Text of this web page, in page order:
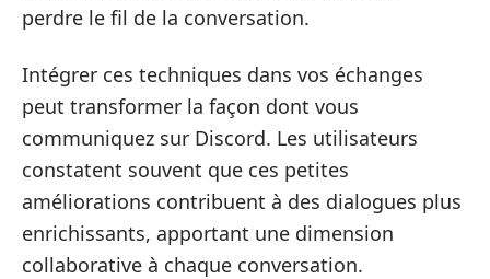
perdre le fil de la conversation.
Intégrer ces techniques dans vos échanges
peut transformer la façon dont vous
communiquez sur Discord. Les utilisateurs
constatent souvent que ces petites
améliorations contribuent à des dialogues plus
enrichissants, apportant une dimension
collaborative à chaque conversation.